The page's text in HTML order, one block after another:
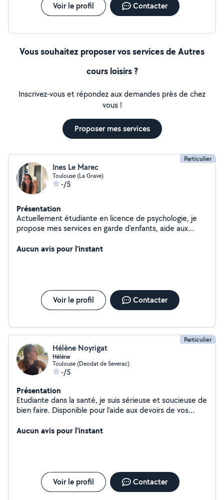
Voir le profil Contacter
Vous souhaitez proposer vos services de Autres
cours loisirs ?
Inscrivez-vous et répondez aux demandes près de chez
vous !
Proposer mes services
Particulier
Ines Le Marec
Toulouse (La Grave)
-/5
Présentation
Actuellement étudiante en licence de psychologie, je
propose mes services en garde d'enfants, aide aux
Aucun avis pour l'instant
Voir le profil Contacter
Particulier
Hélène Noyrigat
Hélène
Toulouse (Deodat de Severac)
-/5
Présentation
Etudiante dans la santé, je suis sérieuse et soucieuse de
bien faire. Disponible pour l'aide aux devoirs de vos
garde d'animaux.
Aucun avis pour l'instant
Voir le profil Contacter